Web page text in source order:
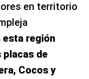
en territorio
esta región
placas de
Cocos y